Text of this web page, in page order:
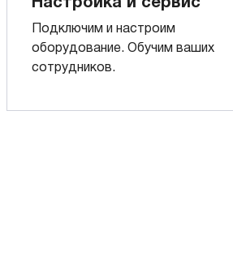
Настройка и сервис
Подключим и настроим
оборудование. Обучим ваших
сотрудников.